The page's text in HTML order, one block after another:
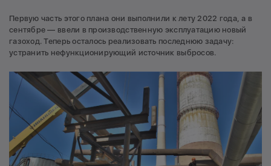
Первую часть этого плана они выполнили к лету 2022 года, а в
сентябре — ввели в производственную эксплуатацию новый
газоход. Теперь осталось реализовать последнюю задачу:
устранить нефункционирующий источник выбросов.